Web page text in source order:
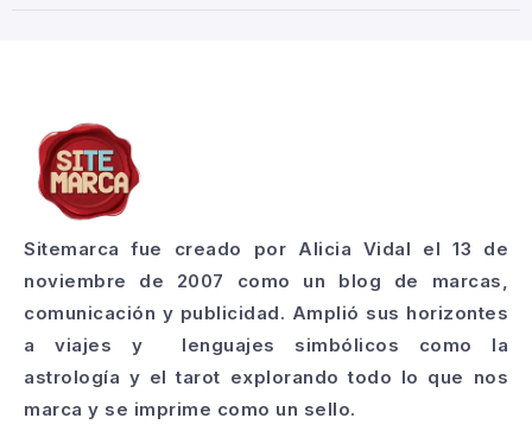
Sitemarca fue creado por Alicia Vidal el 13 de
noviembre de 2007 como un blog de marcas,
comunicación y publicidad. Amplió sus horizontes
a viajes y lenguajes simbólicos como la
astrología y el tarot explorando todo lo que nos
marca y se imprime como un sello.